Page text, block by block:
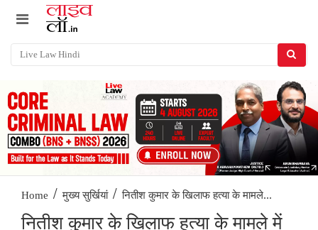
Home / मुख्य सुर्खियां / नितीश कुमार के खिलाफ हत्या के मामले...
नितीश कुमार के खिलाफ हत्या के मामले में